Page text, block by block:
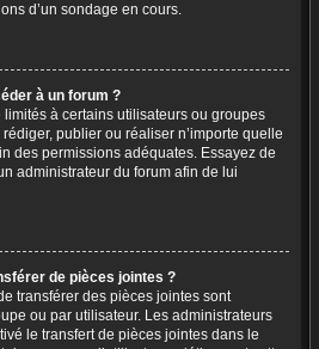
d’un sondage en cours.
à un forum ?
à certains utilisateurs ou groupes
publier ou réaliser n’importe quelle
des permissions adéquates. Essayez de
administrateur du forum afin de lui
de pièces jointes ?
transférer des pièces jointes sont
ou par utilisateur. Les administrateurs
le transfert de pièces jointes dans le